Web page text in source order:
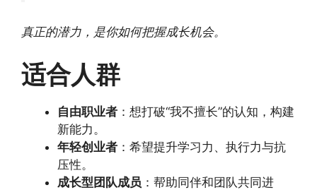
真正的潜力，是你如何把握成长机会。
适合人群
自由职业者 ：想打破“我不擅长”的认知，构建
新能力。
年轻创业者 ：希望提升学习力、执行力与抗
压性。
成长型团队成员 ：帮助同伴和团队共同进